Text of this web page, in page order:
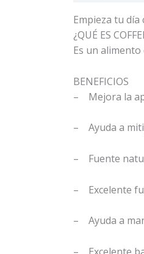
Empieza tu
¿QUÉ ES
Es un
BENEFICIOS
– Mejora la
– Ayuda a
– Fuente
– Excelente
– Ayuda a